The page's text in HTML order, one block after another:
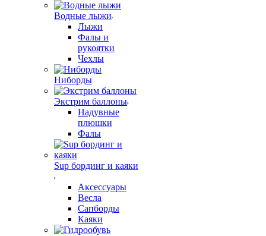
Водные лыжи
Лыжи
Фалы и
рукоятки
Чехлы
Ниборды
Экстрим баллоны
Надувные
плюшки
Фалы
Sup бординг и каяки
Аксессуары
Весла
Сапборды
Каяки